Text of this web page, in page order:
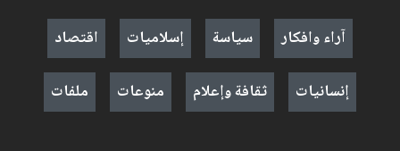
آراء وافكار
سياسة إسلاميات
اقتصاد
إنسانيات
ثقافة وإعلام منوعات ملفات